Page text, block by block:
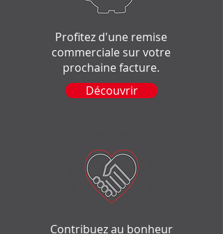
Profitez d'une remise
commerciale sur votre
prochaine facture.
Découvrir
Contribuez au bonheur